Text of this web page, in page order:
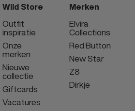
Wild Store
Outfit
inspiratie
Onze
merken
Nieuwe
collectie
Giftcards
Vacatures
Merken
Elvira
Collections
Red Button
New Star
Z8
Dirkje